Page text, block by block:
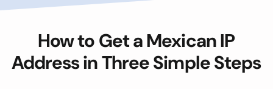
How to Get a Mexican IP
Address in Three Simple Steps